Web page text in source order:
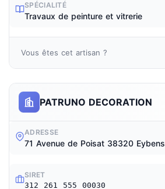
SPÉCIALITÉ
Travaux de peinture et vitrerie
Vous êtes cet artisan ?
PATRUNO DECORATION
ADRESSE
71 Avenue de Poisat 38320 Eybens
SIRET
312 261 555 00030